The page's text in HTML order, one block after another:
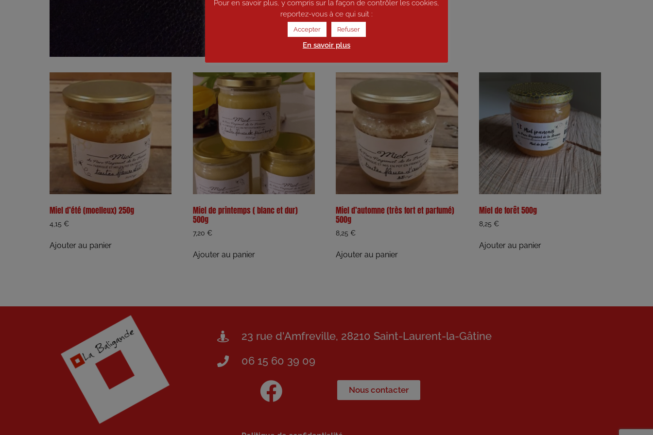
Miel d’été (moelleux) 250g
4,15 €
Ajouter au panier
Miel de printemps ( blanc et dur)
500g
7,20 €
Ajouter au panier
Miel d’automne (très fort et parfumé)
500g
8,25€
Ajouter au panier
Miel de forêt 500g
8,25€
Ajouter au panier
23 rue d'Amfreville, 28210 Saint-Laurent-la-Gâtine
06 15 60 39 09
Nous contacter
Pour en savoir plus, y compris sur la façon de contrôler les cookies,
reportez-vous à ce qui suit :
Accepter Refuser
En savoir plus